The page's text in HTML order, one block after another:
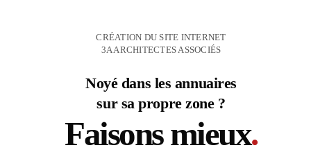
CRÉATION DU SITE INTERNET
3A ARCHITECTES ASSOCIÉS
Noyé dans les annuaires
sur sa propre zone ?
Faisons mieux.